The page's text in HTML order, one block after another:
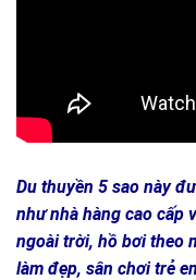
Du thuyền 5 sao này
như nhà hàng cao cấp
ngoài trời, hồ bơi theo
làm đẹp, sân chơi trẻ